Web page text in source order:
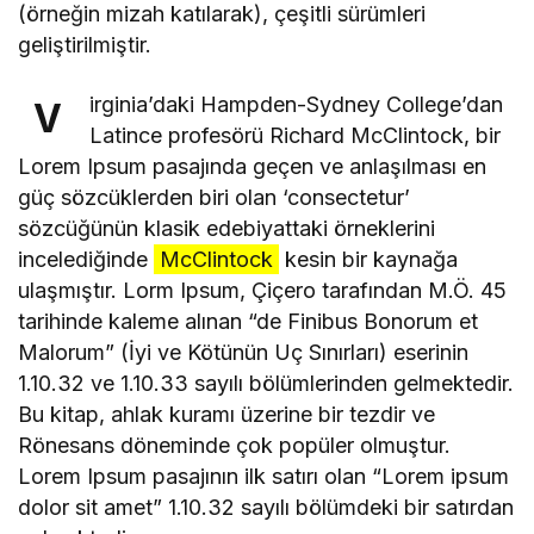
(örneğin mizah katılarak), çeşitli sürümleri
geliştirilmiştir.
V
irginia’daki Hampden-Sydney College’dan
Latince profesörü Richard McClintock, bir
Lorem Ipsum pasajında geçen ve anlaşılması en
güç sözcüklerden biri olan ‘consectetur’
sözcüğünün klasik edebiyattaki örneklerini
incelediğinde McClintock kesin bir kaynağa
ulaşmıştır. Lorm Ipsum, Çiçero tarafından M.Ö. 45
tarihinde kaleme alınan “de Finibus Bonorum et
Malorum” (İyi ve Kötünün Uç Sınırları) eserinin
1.10.32 ve 1.10.33 sayılı bölümlerinden gelmektedir.
Bu kitap, ahlak kuramı üzerine bir tezdir ve
Rönesans döneminde çok popüler olmuştur.
Lorem Ipsum pasajının ilk satırı olan “Lorem ipsum
dolor sit amet” 1.10.32 sayılı bölümdeki bir satırdan